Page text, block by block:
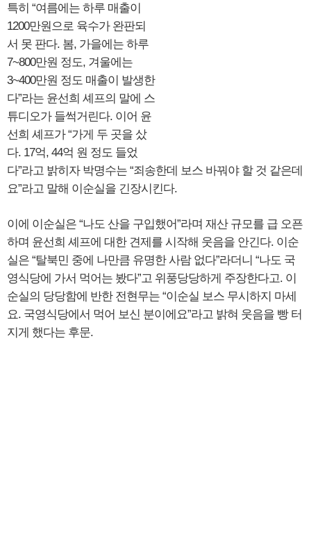
특히 “여름에는 하루 매출이
1200만원으로 육수가 완판되
서 못 판다. 봄, 가을에는 하루
7~800만원 정도, 겨울에는
3~400만원 정도 매출이 발생한
다”라는 윤선희 셰프의 말에 스
튜디오가 들썩거린다. 이어 윤
선희 셰프가 “가게 두 곳을 샀
다. 17억, 44억 원 정도 들었
다”라고 밝히자 박명수는 “죄송한데 보스 바꿔야 할 것 같은데
요”라고 말해 이순실을 긴장시킨다.
이에 이순실은 “나도 산을 구입했어”라며 재산 규모를 급 오픈
하며 윤선희 셰프에 대한 견제를 시작해 웃음을 안긴다. 이순
실은 “탈북민 중에 나만큼 유명한 사람 없다”라더니 “나도 국
영식당에 가서 먹어는 봤다”고 위풍당당하게 주장한다고. 이
순실의 당당함에 반한 전현무는 “이순실 보스 무시하지 마세
요. 국영식당에서 먹어 보신 분이에요”라고 밝혀 웃음을 빵 터
지게 했다는 후문.